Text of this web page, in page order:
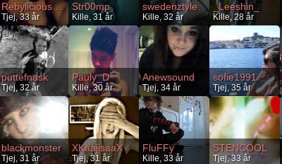
Rebyliciouscore
Tjej, 33 år
Str00mp
Kille, 31 år
swedenztyle
Kille, 32 år
_Leeshin_
Kille, 28 år
puttefnask
Tjej, 32 år
Pauly_D
Kille, 30 år
Anewsound
Tjej, 34 år
sofie1991
Tjej, 35 år
blackmonster
Tjej, 31 år
XKaajjsaaX
Tjej, 31 år
FluFFy
Kille, 33 år
STENCOOL
Tjej, 33 år